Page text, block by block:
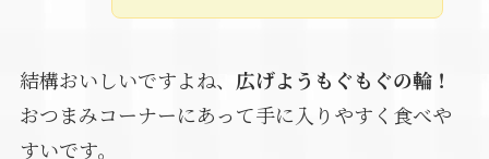
結構おいしいですよね、 広げようもぐもぐの輪！
おつまみコーナーにあって手に入りやすく食べや
すいです。